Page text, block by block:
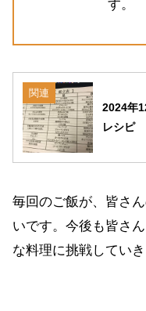
す。
関連
2024年
レシピ
毎回のご飯が、皆さ
いです。今後も皆さ
な料理に挑戦してい